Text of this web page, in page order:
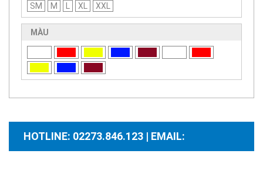
SM M L XL XXL
MÀU
HOTLINE: 02273.846.123 | EMAIL: